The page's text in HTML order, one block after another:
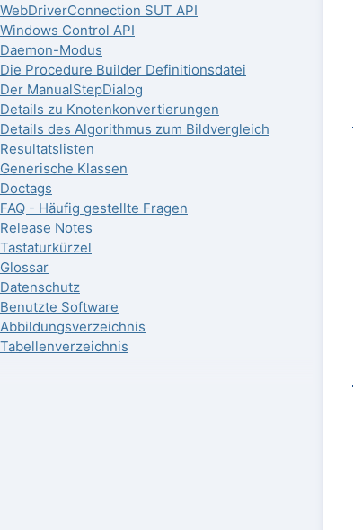
WebDriverConnection SUT API
Windows Control API
Daemon-Modus
Die Procedure Builder Definitionsdatei
Der ManualStepDialog
Details zu Knotenkonvertierungen
Details des Algorithmus zum Bildvergleich
Resultatslisten
Generische Klassen
Doctags
FAQ - Häufig gestellte Fragen
Release Notes
Tastaturkürzel
Glossar
Datenschutz
Benutzte Software
Abbildungsverzeichnis
Tabellenverzeichnis